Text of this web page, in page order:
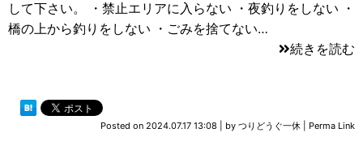
して下さい。 ・禁止エリアに入らない ・夜釣りをしない ・
橋の上から釣りをしない ・ごみを捨てない…
続きを読む
Posted on 2024.07.17 13:08 by つりどうぐ一休 Perma Link